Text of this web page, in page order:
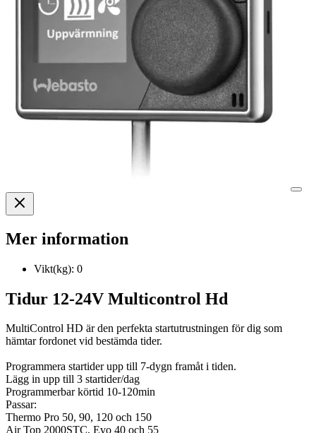
Mer information
Vikt(kg): 0
Tidur 12-24V Multicontrol Hd
MultiControl HD är den perfekta startutrustningen för dig som
hämtar fordonet vid bestämda tider.
Programmera startider upp till 7-dygn framåt i tiden.
Lägg in upp till 3 startider/dag
Programmerbar körtid 10-120min
Passar:
Thermo Pro 50, 90, 120 och 150
Air Top 2000STC, Evo 40 och 55